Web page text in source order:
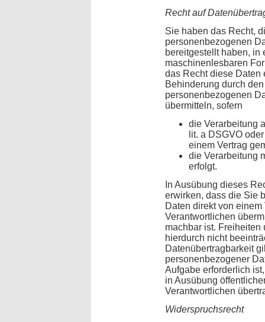
Recht auf
Sie haben das Recht,
personenbezogenen
bereitgestellt haben, in
maschinenlesbaren
das Recht diese Daten
Behinderung durch
personenbezogenen
übermitteln, sofern
die Verarbeitung
lit. a DSGVO
einem Vertrag
die Verarbeitung
erfolgt.
In Ausübung dieses
erwirken, dass die Sie
Daten direkt von
Verantwortlichen
machbar ist. Freiheiten
hierdurch nicht
Datenübertragbarkeit
personenbezogener
Aufgabe erforderlich
in Ausübung
Verantwortlichen
Widerspruchsrecht